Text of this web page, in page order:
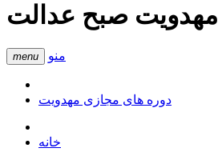
مهدویت صبح عدالت
menu منو
دوره های مجازی مهدویت
خانه